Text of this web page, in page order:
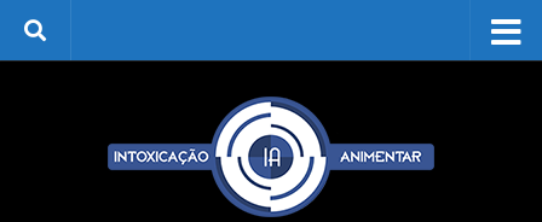
Skip to content